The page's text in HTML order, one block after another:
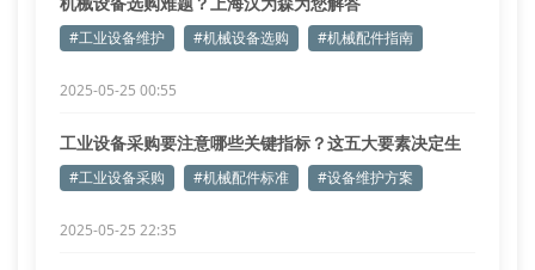
#工业设备维护 #机械设备选购 #机械配件指南
2025-05-25 00:55
工业设备采购要注意哪些关键指标？这五大要素决定生
产效率！
#工业设备采购 #机械配件标准 #设备维护方案
2025-05-25 22:35